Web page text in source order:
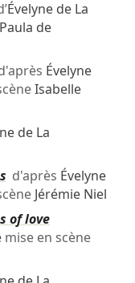
Évelyne de La
Paula de
Évelyne
Isabelle
de La
d'après Évelyne
Jérémie Niel
of love
mise en scène